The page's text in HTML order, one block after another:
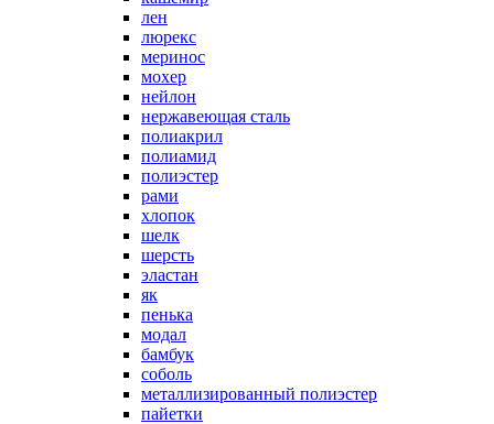
лен
люрекс
меринос
мохер
нейлон
нержавеющая сталь
полиакрил
полиамид
полиэстер
рами
хлопок
шелк
шерсть
эластан
як
пенька
модал
бамбук
соболь
металлизированный полиэстер
пайетки